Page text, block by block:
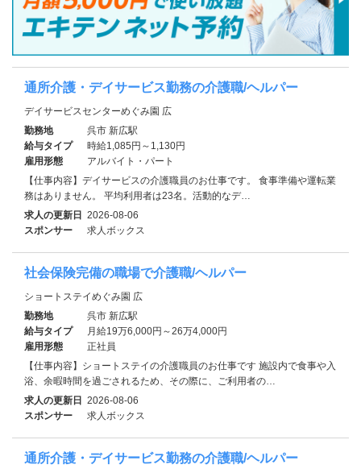
通所介護・デイサービス勤務の介護職/ヘルパー
デイサービスセンターめぐみ園 広
勤務地
呉市 新広駅
給与タイプ
時給1,085円～1,130円
雇用形態
アルバイト・パート
【仕事内容】デイサービスの介護職員のお仕事です。 食事準備や運転業
務はありません。 平均利用者は23名。活動的なデ…
求人の更新日 2026-08-06
スポンサー
求人ボックス
社会保険完備の職場で介護職/ヘルパー
ショートステイめぐみ園 広
勤務地
呉市 新広駅
給与タイプ
月給19万6,000円～26万4,000円
雇用形態
正社員
【仕事内容】ショートステイの介護職員のお仕事です 施設内で食事や入
浴、余暇時間を過ごされるため、その際に、ご利用者の…
求人の更新日 2026-08-06
スポンサー
求人ボックス
通所介護・デイサービス勤務の介護職/ヘルパー